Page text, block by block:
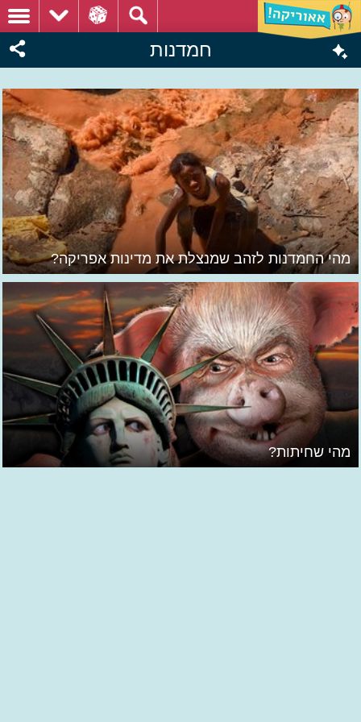
חמדנות
מהי החמדנות לזהב שמנצלת את מדינות אפריקה?
מהי שחיתות?